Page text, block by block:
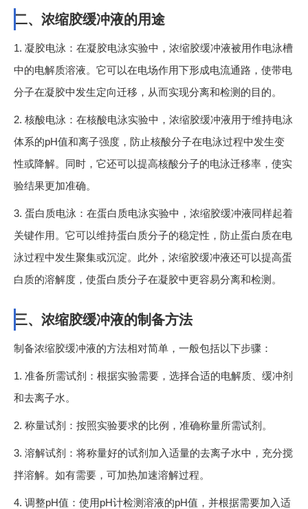
二、浓缩胶缓冲液的用途
1. 凝胶电泳：在凝胶电泳实验中，浓缩胶缓冲液被用作电泳槽
中的电解质溶液。它可以在电场作用下形成电流通路，使带电
分子在凝胶中发生定向迁移，从而实现分离和检测的目的。
2. 核酸电泳：在核酸电泳实验中，浓缩胶缓冲液用于维持电泳
体系的pH值和离子强度，防止核酸分子在电泳过程中发生变
性或降解。同时，它还可以提高核酸分子的电泳迁移率，使实
验结果更加准确。
3. 蛋白质电泳：在蛋白质电泳实验中，浓缩胶缓冲液同样起着
关键作用。它可以维持蛋白质分子的稳定性，防止蛋白质在电
泳过程中发生聚集或沉淀。此外，浓缩胶缓冲液还可以提高蛋
白质的溶解度，使蛋白质分子在凝胶中更容易分离和检测。
三、浓缩胶缓冲液的制备方法
制备浓缩胶缓冲液的方法相对简单，一般包括以下步骤：
1. 准备所需试剂：根据实验需要，选择合适的电解质、缓冲剂
和去离子水。
2. 称量试剂：按照实验要求的比例，准确称量所需试剂。
3. 溶解试剂：将称量好的试剂加入适量的去离子水中，充分搅
拌溶解。如有需要，可加热加速溶解过程。
4. 调整pH值：使用pH计检测溶液的pH值，并根据需要加入适